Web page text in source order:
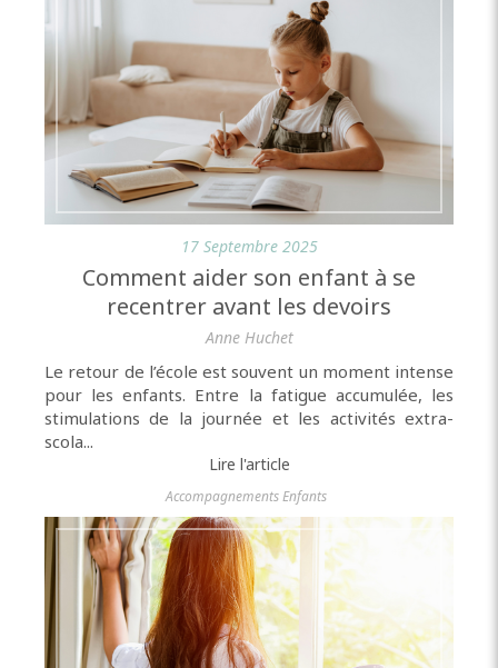
17 Septembre 2025
Comment aider son enfant à se
recentrer avant les devoirs
Anne Huchet
Le retour de l’école est souvent un moment intense
pour les enfants. Entre la fatigue accumulée, les
stimulations de la journée et les activités extra-
scola...
Lire l'article
Accompagnements Enfants